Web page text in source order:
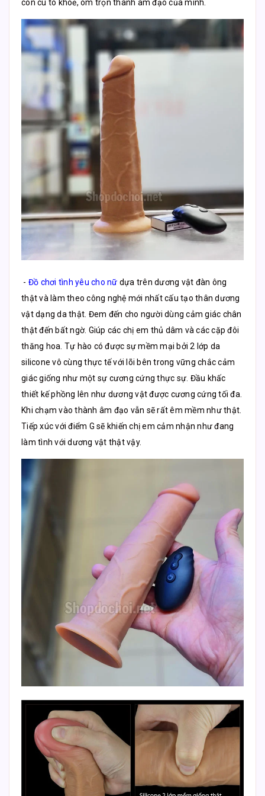
con cu to khoẻ, ôm trọn thành âm đạo của mình.
- Đồ chơi tình yêu cho nữ dựa trên dương vật đàn ông
thật và làm theo công nghệ mới nhất cấu tạo thân dương
vật dạng da thật. Đem đến cho người dùng cảm giác chân
thật đến bất ngờ. Giúp các chị em thủ dâm và các cặp đôi
thăng hoa. Tự hào có được sự mềm mại bởi 2 lớp da
silicone vô cùng thực tế với lõi bên trong vững chắc cảm
giác giống như một sự cương cứng thực sự. Đầu khấc
thiết kế phồng lên như dương vật được cương cứng tối đa.
Khi chạm vào thành âm đạo vẫn sẽ rất êm mềm như thật.
Tiếp xúc với điểm G sẽ khiến chị em cảm nhận như đang
làm tình với dương vật thật vậy.